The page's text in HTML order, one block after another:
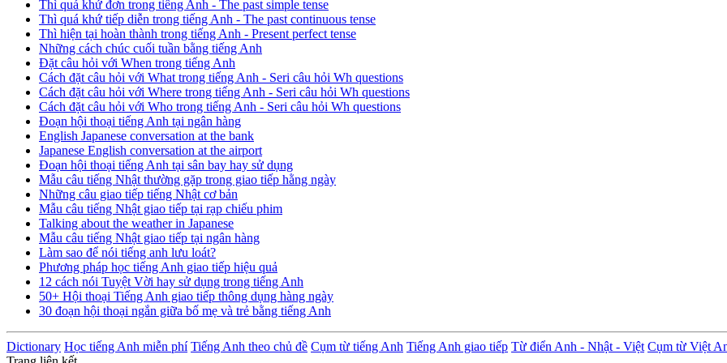
Thì quá khứ đơn trong tiếng Anh - The past simple tense
Thì quá khứ tiếp diễn trong tiếng Anh - The past continuous tense
Thì hiện tại hoàn thành trong tiếng Anh - Present perfect tense
Những cách chúc cuối tuần bằng tiếng Anh
Đặt câu hỏi với When trong tiếng Anh
Cách đặt câu hỏi với What trong tiếng Anh - Seri câu hỏi Wh questions
Cách đặt câu hỏi với Where trong tiếng Anh - Seri câu hỏi Wh questions
Cách đặt câu hỏi với Who trong tiếng Anh - Seri câu hỏi Wh questions
Đoạn hội thoại tiếng Anh tại ngân hàng
English Japanese conversation at the bank
Japanese English conversation at the airport
Đoạn hội thoại tiếng Anh tại sân bay hay sử dụng
Mẫu câu tiếng Nhật thường gặp trong giao tiếp hằng ngày
Những câu giao tiếp tiếng Nhật cơ bản
Mẫu câu tiếng Nhật giao tiếp tại rạp chiếu phim
Talking about the weather in Japanese
Mẫu câu tiếng Nhật giao tiếp tại ngân hàng
Làm sao để nói tiếng anh lưu loát?
Phương pháp học tiếng Anh giao tiếp hiệu quả
12 cách nói Tuyệt Vời hay sử dụng trong tiếng Anh
50+ Hội thoại Tiếng Anh giao tiếp thông dụng hàng ngày
30 đoạn hội thoại ngắn giữa bố mẹ và trẻ bằng tiếng Anh
Dictionary Học tiếng Anh miễn phí Tiếng Anh theo chủ đề Cụm từ tiếng Anh Tiếng Anh giao tiếp Từ điển Anh - Nhật - Việt Cụm từ Việt